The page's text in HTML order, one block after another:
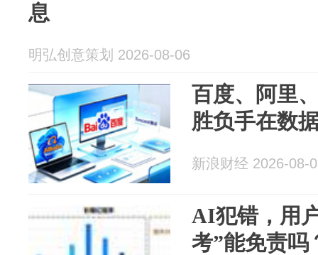
息
明弘创意策划 2026-08-06
百度、阿里
胜负手在数
新浪财经 2026-08-
AI犯错，用
考”能免责吗